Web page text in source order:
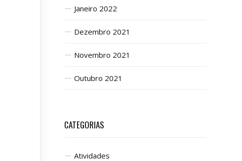
Janeiro 2022
Dezembro 2021
Novembro 2021
Outubro 2021
CATEGORIAS
Atividades